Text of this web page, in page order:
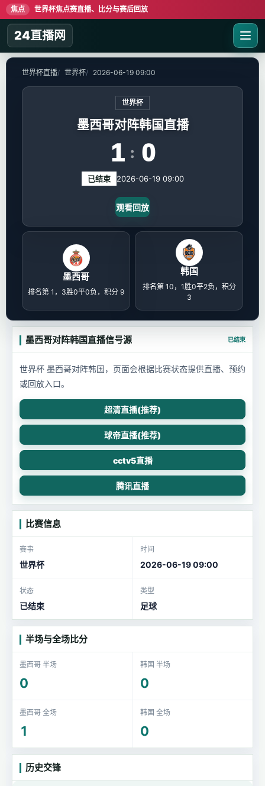
焦点 世界杯焦点赛直播、比分与赛后回放
24直播网
世界杯直播 世界杯 2026-06-19 09:00
墨西哥
排名第 1，3胜0平0负，积分 9
世界杯
墨西哥对阵韩国直播
1 : 0
已结束 2026-06-19 09:00
观看回放
韩国
排名第 10，1胜0平2负，积分
3
墨西哥对阵韩国直播信号源 已结束
世界杯 墨西哥对阵韩国，页面会根据比赛状态提供直播、预约
或回放入口。
超清直播(推荐)
球帝直播(推荐)
cctv5直播
腾讯直播
比赛信息
赛事
世界杯
时间
2026-06-19 09:00
状态
已结束
类型
足球
半场与全场比分
墨西哥 半场
0
韩国 半场
0
墨西哥 全场
1
韩国 全场
0
历史交锋